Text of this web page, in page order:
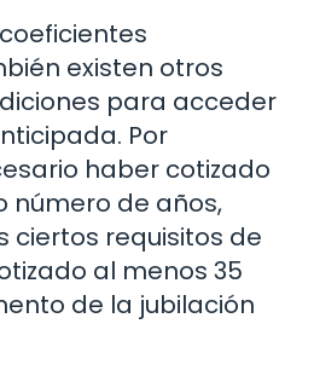
existen otros
para acceder
Por
haber cotizado
número de años,
ciertos requisitos de
al menos 35
de la jubilación